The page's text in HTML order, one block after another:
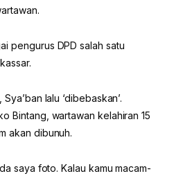
pengurus DPD salah satu
lalu ‘dibebaskan’.
Bintang, wartawan kelahiran 15
akan dibunuh.
saya foto. Kalau kamu macam-